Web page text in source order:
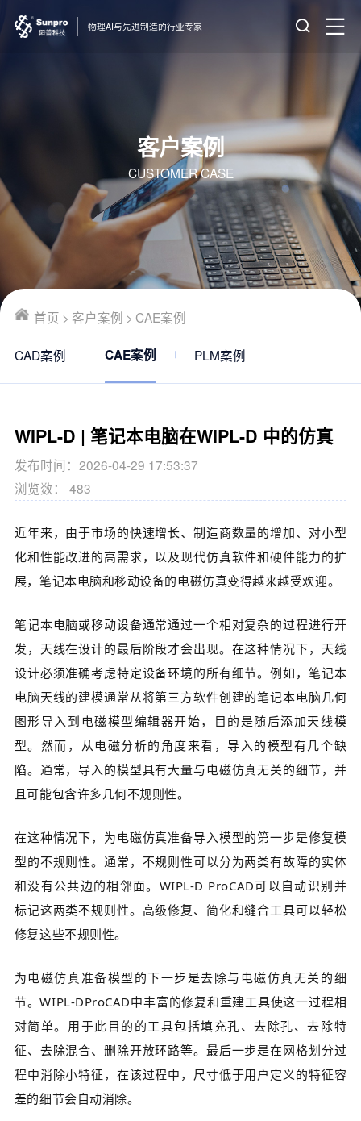
物理AI与先进制造的行业专家
客户案例
CUSTOMER CASE
CAD案例 CAE案例 PLM案例
首页 > 客户案例 > CAE案例
WIPL-D | 笔记本电脑在WIPL-D 中的仿真
发布时间：2026-04-29 17:53:37
浏览数： 483
近年来，由于市场的快速增长、制造商数量的增加、对小型
化和性能改进的高需求，以及现代仿真软件和硬件能力的扩
展，笔记本电脑和移动设备的电磁仿真变得越来越受欢迎。
笔记本电脑或移动设备通常通过一个相对复杂的过程进行开
发，天线在设计的最后阶段才会出现。在这种情况下，天线
设计必须准确考虑特定设备环境的所有细节。例如，笔记本
电脑天线的建模通常从将第三方软件创建的笔记本电脑几何
图形导入到电磁模型编辑器开始，目的是随后添加天线模
型。然而，从电磁分析的角度来看，导入的模型有几个缺
陷。通常，导入的模型具有大量与电磁仿真无关的细节，并
且可能包含许多几何不规则性。
在这种情况下，为电磁仿真准备导入模型的第一步是修复模
型的不规则性。通常，不规则性可以分为两类有故障的实体
和没有公共边的相邻面。WIPL-D ProCAD可以自动识别并
标记这两类不规则性。高级修复、简化和缝合工具可以轻松
修复这些不规则性。
为电磁仿真准备模型的下一步是去除与电磁仿真无关的细
节。WIPL-DProCAD中丰富的修复和重建工具使这一过程相
对简单。用于此目的的工具包括填充孔、去除孔、去除特
征、去除混合、删除开放环路等。最后一步是在网格划分过
程中消除小特征，在该过程中，尺寸低于用户定义的特征容
差的细节会自动消除。